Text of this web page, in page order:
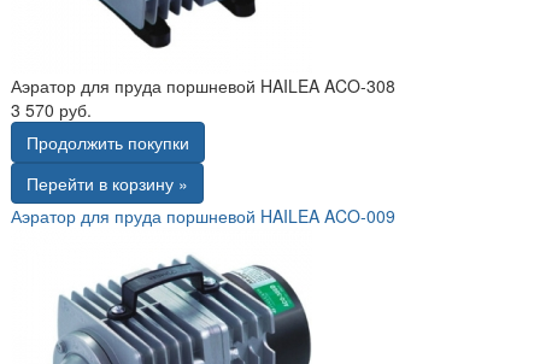
Аэратор для пруда поршневой HAILEA ACO-308
3 570 руб.
Продолжить покупки
Перейти в корзину »
Аэратор для пруда поршневой HAILEA ACO-009